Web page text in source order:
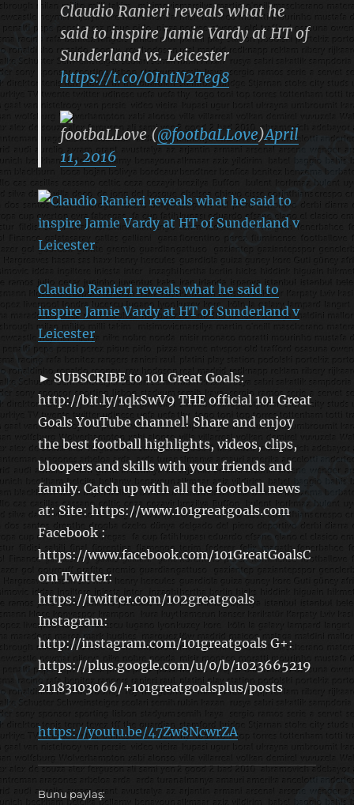
Claudio Ranieri reveals what he
said to inspire Jamie Vardy at HT of
Sunderland vs. Leicester
https://t.co/OIntN2Teg8
footbaLLove (@footbaLLove)April
11, 2016
Claudio Ranieri reveals what he said to
inspire Jamie Vardy at HT of Sunderland v
Leicester
► SUBSCRIBE to 101 Great Goals:
http://bit.ly/1qkSwV9 THE official 101 Great
Goals YouTube channel! Share and enjoy
the best football highlights, videos, clips,
bloopers and skills with your friends and
family. Catch up with all the football news
at: Site: https://www.101greatgoals.com
Facebook :
https://www.facebook.com/101GreatGoalsC
om Twitter:
https://twitter.com/102greatgoals
Instagram:
http://instagram.com/101greatgoals G+:
https://plus.google.com/u/0/b/1023665219
21183103066/+101greatgoalsplus/posts
https://youtu.be/47Zw8NcwrZA
Bunu paylaş: